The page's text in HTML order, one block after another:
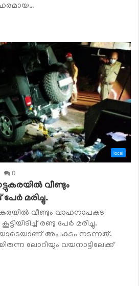
local
0
വീണ്ടും
മരിച്ചു.
വീണ്ടും വാഹനാപകട
രണ്ടു പേർ മരിച്ചു.
അപകടം നടന്നത്.
ലോറിയും വയനാട്ടിലേക്ക്